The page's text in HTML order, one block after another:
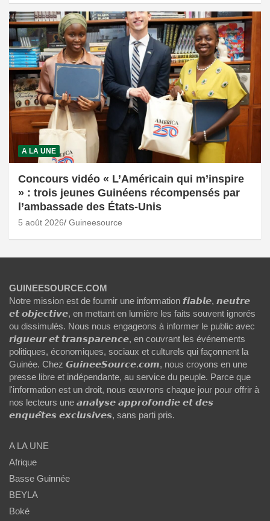
A LA UNE
Concours vidéo « L’Américain qui m’inspire
» : trois jeunes Guinéens récompensés par
l’ambassade des États-Unis
5 août 2026 Guineesource
GUINEESOURCE.COM
Notre mission est de fournir une information 𝙛𝙞𝙖𝙗𝙡𝙚, 𝙣𝙚𝙪𝙩𝙧𝙚
𝙚𝙩 𝙤𝙗𝙟𝙚𝙘𝙩𝙞𝙫𝙚, en mettant en lumière les faits souvent ignorés
ou dissimulés. Nous nous engageons à informer le public avec
𝙧𝙞𝙜𝙪𝙚𝙪𝙧 𝙚𝙩 𝙩𝙧𝙖𝙣𝙨𝙥𝙖𝙧𝙚𝙣𝙘𝙚, en couvrant les événements
politiques, économiques, sociaux et culturels qui façonnent la
Guinée. Chez 𝙂𝙪𝙞𝙣𝙚𝙚𝙎𝙤𝙪𝙧𝙘𝙚.𝙘𝙤𝙢, nous croyons en une
presse libre et indépendante, au service du peuple. Parce que
l'information est un droit, nous œuvrons chaque jour pour offrir à
nos lecteurs une 𝙖𝙣𝙖𝙡𝙮𝙨𝙚 𝙖𝙥𝙥𝙧𝙤𝙛𝙤𝙣𝙙𝙞𝙚 𝙚𝙩 𝙙𝙚𝙨
𝙚𝙣𝙦𝙪𝙚̂𝙩𝙚𝙨 𝙚𝙭𝙘𝙡𝙪𝙨𝙞𝙫𝙚𝙨, sans parti pris.
A LA UNE
Afrique
Basse Guinnée
BEYLA
Boké